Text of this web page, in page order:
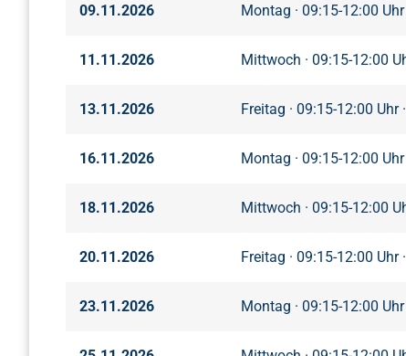
09.11.2026 Montag · 09:15-12:00 Uhr
11.11.2026 Mittwoch · 09:15-12:00
13.11.2026 Freitag · 09:15-12:00 Uhr ·
16.11.2026 Montag · 09:15-12:00 Uhr
18.11.2026 Mittwoch · 09:15-12:00
20.11.2026 Freitag · 09:15-12:00 Uhr ·
23.11.2026 Montag · 09:15-12:00 Uhr